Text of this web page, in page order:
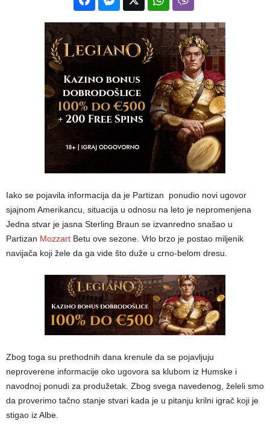
Iako se pojavila informacija da je Partizan ponudio novi ugovor
sjajnom Amerikancu, situacija u odnosu na leto je nepromenjena
Jedna stvar je jasna Sterling Braun se izvanredno snašao u
Partizan Mozzart Betu ove sezone. Vrlo brzo je postao miljenik
navijača koji žele da ga vide što duže u crno-belom dresu.
Zbog toga su prethodnih dana krenule da se pojavljuju
neproverene informacije oko ugovora sa klubom iz Humske i
navodnoj ponudi za produžetak. Zbog svega navedenog, želeli smo
da proverimo tačno stanje stvari kada je u pitanju krilni igrač koji je
stigao iz Albe.